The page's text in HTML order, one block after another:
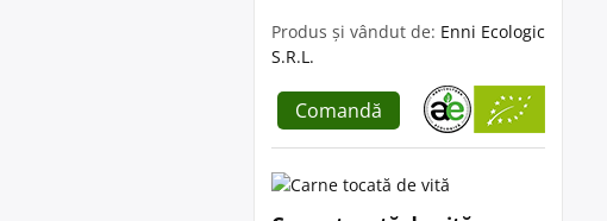
Produs și vândut de: Enni Ecologic
S.R.L.
Comandă